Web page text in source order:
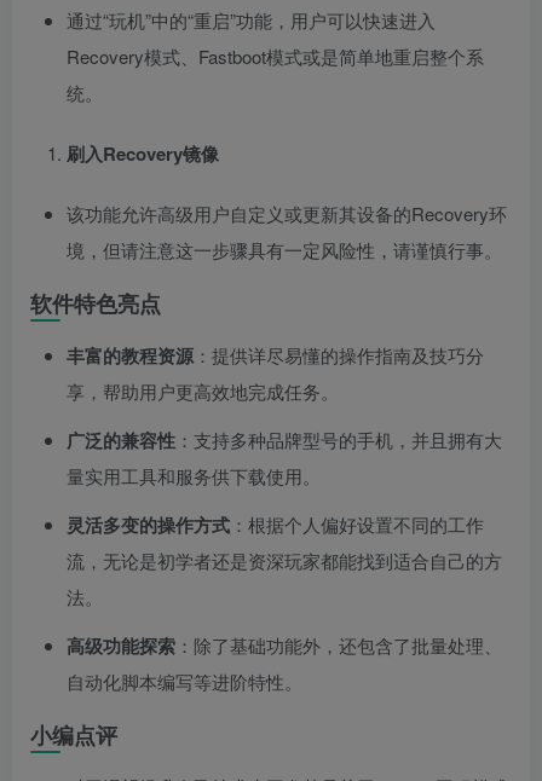
通过“玩机”中的“重启”功能，用户可以快速进入
Recovery模式、Fastboot模式或是简单地重启整个系
统。
刷入Recovery镜像
该功能允许高级用户自定义或更新其设备的Recovery环
境，但请注意这一步骤具有一定风险性，请谨慎行事。
软件特色亮点
丰富的教程资源 ：提供详尽易懂的操作指南及技巧分
享，帮助用户更高效地完成任务。
广泛的兼容性 ：支持多种品牌型号的手机，并且拥有大
量实用工具和服务供下载使用。
灵活多变的操作方式 ：根据个人偏好设置不同的工作
流，无论是初学者还是资深玩家都能找到适合自己的方
法。
高级功能探索 ：除了基础功能外，还包含了批量处理、
自动化脚本编写等进阶特性。
小编点评